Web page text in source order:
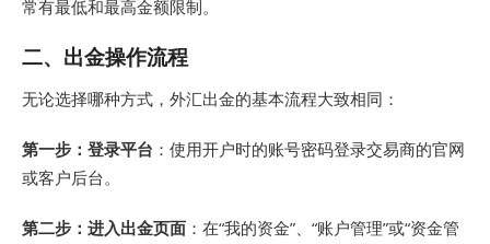
常有最低和最高金额限制。
二、出金操作流程
无论选择哪种方式，外汇出金的基本流程大致相同 ：
第一步：登录平台 ：使用开户时的账号密码登录交易商的官网
或客户后台。
第二步：进入出金页面 ：在“我的资金”、“账户管理”或“资金管